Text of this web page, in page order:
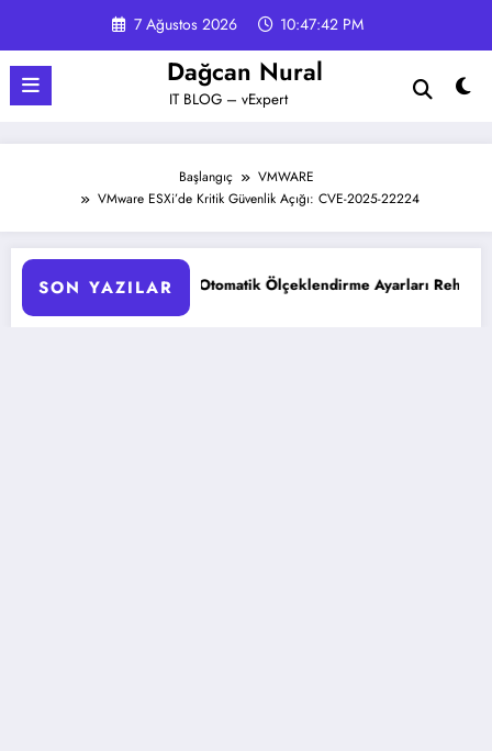
7 Ağustos 2026 10:47:43 PM
Dağcan Nural
IT BLOG – vExpert
Başlangıç
VMWARE
VMware ESXi’de Kritik Güvenlik Açığı: CVE-2025-22224
SON YAZILAR
AKS Pod Otomatik Ölçeklendirme Ayarları Rehberi